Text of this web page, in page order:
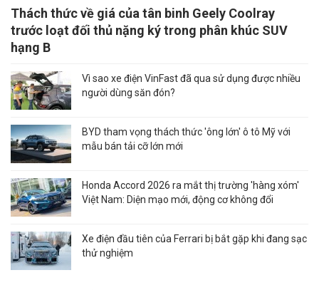
Thách thức về giá của tân binh Geely Coolray
trước loạt đối thủ nặng ký trong phân khúc SUV
hạng B
Vì sao xe điện VinFast đã qua sử dụng được nhiều
người dùng săn đón?
BYD tham vọng thách thức 'ông lớn' ô tô Mỹ với
mẫu bán tải cỡ lớn mới
Honda Accord 2026 ra mắt thị trường 'hàng xóm'
Việt Nam: Diện mạo mới, động cơ không đổi
Xe điện đầu tiên của Ferrari bị bắt gặp khi đang sạc
thử nghiệm